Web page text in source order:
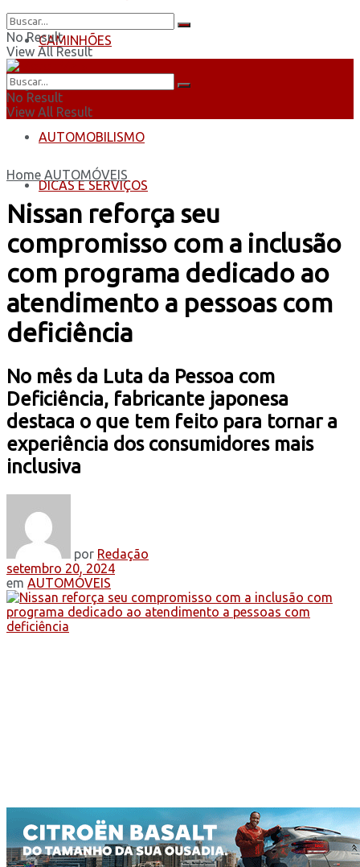
CAMINHÕES
ÔNIBUS
AUTOMOBILISMO
DICAS E SERVIÇOS
No Result
View All Result
No Result
View All Result
Home AUTOMÓVEIS
Nissan reforça seu
compromisso com a inclusão
com programa dedicado ao
atendimento a pessoas com
deficiência
No mês da Luta da Pessoa com
Deficiência, fabricante japonesa
destaca o que tem feito para tornar a
experiência dos consumidores mais
inclusiva
por Redação
setembro 20, 2024
em AUTOMÓVEIS